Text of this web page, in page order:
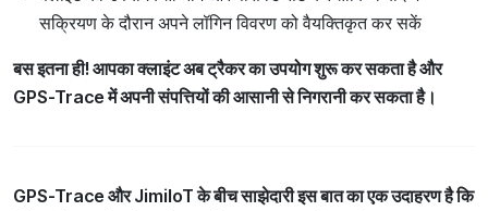
सक्रियण के दौरान अपने लॉगिन विवरण को वैयक्तिकृत कर सकें
बस इतना ही! आपका क्लाइंट अब ट्रैकर का उपयोग शुरू कर सकता है और
GPS-Trace में अपनी संपत्तियों की आसानी से निगरानी कर सकता है।
GPS-Trace और JimiIoT के बीच साझेदारी इस बात का एक उदाहरण है कि